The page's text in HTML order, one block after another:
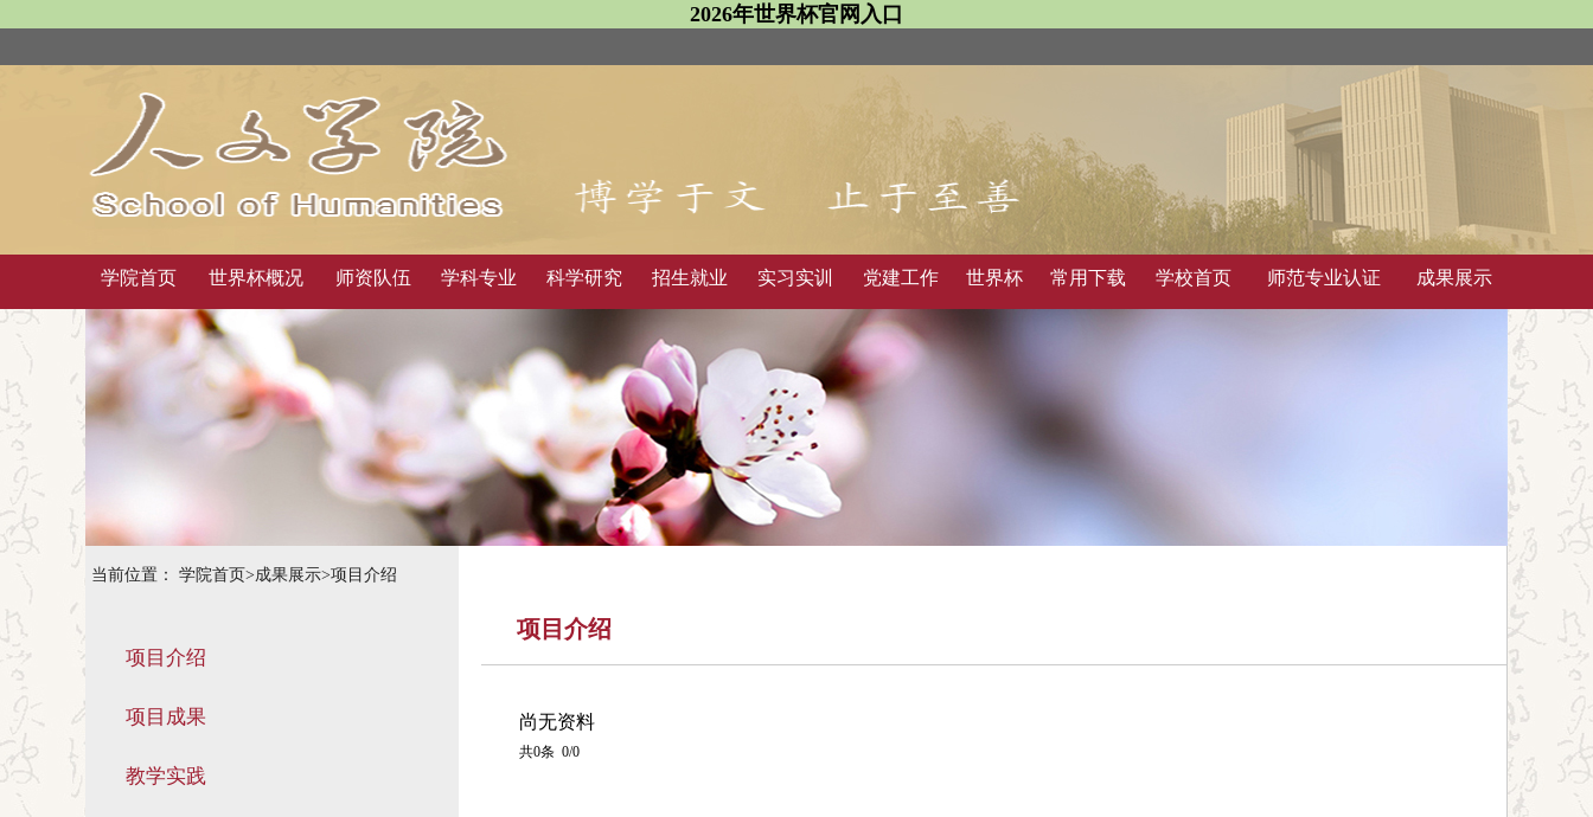
2026年世界杯官网入口
学院首页 世界杯概况 师资队伍 学科专业 科学研究 招生就业 实习实训 党建工作 世界杯 常用下载 学校首页 师范专业认证 成果展示
当前位置： 学院首页>成果展示>项目介绍
项目介绍
项目成果
教学实践
项目介绍
尚无资料
共0条 0/0